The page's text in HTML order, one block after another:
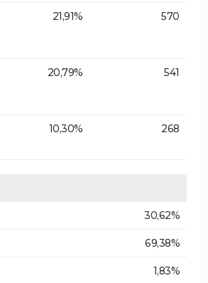
21,91% 570
20,79% 541
10,30% 268
30,62%
69,38%
1,83%